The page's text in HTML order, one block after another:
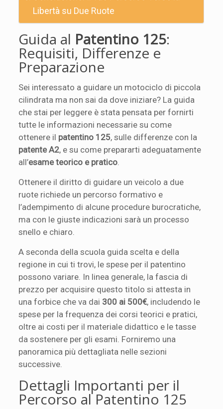
Libertà su Due Ruote
Guida al Patentino 125:
Requisiti, Differenze e
Preparazione
Sei interessato a guidare un motociclo di piccola
cilindrata ma non sai da dove iniziare? La guida
che stai per leggere è stata pensata per fornirti
tutte le informazioni necessarie su come
ottenere il patentino 125, sulle differenze con la
patente A2, e su come prepararti adeguatamente
all’esame teorico e pratico
Ottenere il diritto di guidare un veicolo a due
ruote richiede un percorso formativo e
l’adempimento di alcune procedure burocratiche,
ma con le giuste indicazioni sarà un processo
snello e chiaro.
A seconda della scuola guida scelta e della
regione in cui ti trovi, le spese per il patentino
possono variare. In linea generale, la fascia di
prezzo per acquisire questo titolo si attesta in
una forbice che va dai 300 ai 500€, includendo le
spese per la frequenza dei corsi teorici e pratici,
oltre ai costi per il materiale didattico e le tasse
da sostenere per gli esami. Forniremo una
panoramica più dettagliata nelle sezioni
successive.
Dettagli Importanti per il
Percorso al Patentino 125